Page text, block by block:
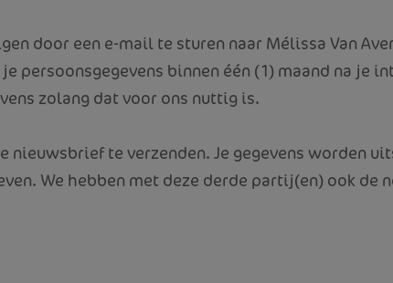
door een e-mail te sturen naar Mélissa Van
persoonsgegevens binnen één (1) maand na je
zolang dat voor ons nuttig is.
nieuwsbrief te verzenden. Je gegevens worden
We hebben met deze derde partij(en) ook de